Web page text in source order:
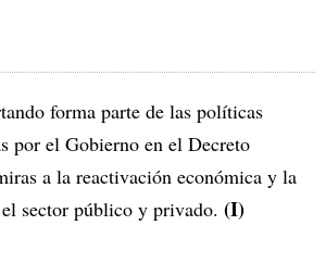
forma parte de las políticas
por el Gobierno en el Decreto
a la reactivación económica y la
sector público y privado. (I)